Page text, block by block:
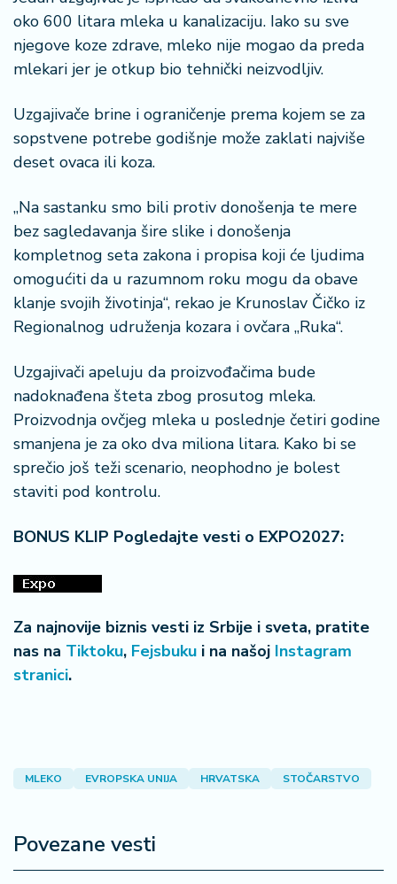
oko 600 litara mleka u kanalizaciju. Iako su sve
njegove koze zdrave, mleko nije mogao da preda
mlekari jer je otkup bio tehnički neizvodljiv.
Uzgajivače brine i ograničenje prema kojem se za
sopstvene potrebe godišnje može zaklati najviše
deset ovaca ili koza.
„Na sastanku smo bili protiv donošenja te mere
bez sagledavanja šire slike i donošenja
kompletnog seta zakona i propisa koji će ljudima
omogućiti da u razumnom roku mogu da obave
klanje svojih životinja“, rekao je Krunoslav Čičko iz
Regionalnog udruženja kozara i ovčara „Ruka“.
Uzgajivači apeluju da proizvođačima bude
nadoknađena šteta zbog prosutog mleka.
Proizvodnja ovčjeg mleka u poslednje četiri godine
smanjena je za oko dva miliona litara. Kako bi se
sprečio još teži scenario, neophodno je bolest
staviti pod kontrolu.
BONUS KLIP Pogledajte vesti o EXPO2027:
Za najnovije biznis vesti iz Srbije i sveta, pratite
nas na Tiktoku, Fejsbuku i na našoj Instagram
stranici.
MLEKO EVROPSKA UNIJA HRVATSKA STOČARSTVO
Povezane vesti